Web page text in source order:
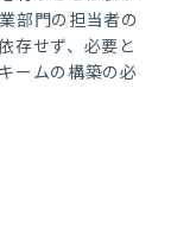
部門の担当者の
存せず、必要と
ームの構築の必